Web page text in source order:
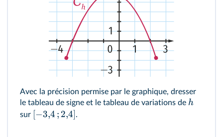
Avec la précision permise par le graphique, dresser
le tableau de signe et le tableau de variations de h
sur [−3,4 ; 2,4].